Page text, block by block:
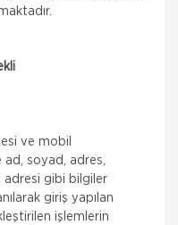
ve mobil
ad, soyad, adres,
gibi bilgiler
giriş yapılan
işlemlerin